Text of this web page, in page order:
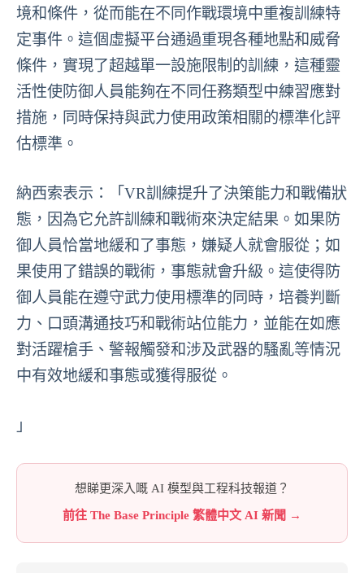
境和條件，從而能在不同作戰環境中重複訓練特
定事件。這個虛擬平台通過重現各種地點和威脅
條件，實現了超越單一設施限制的訓練，這種靈
活性使防御人員能夠在不同任務類型中練習應對
措施，同時保持與武力使用政策相關的標準化評
估標準。
納西索表示：「VR訓練提升了決策能力和戰備狀
態，因為它允許訓練和戰術來決定結果。如果防
御人員恰當地緩和了事態，嫌疑人就會服從；如
果使用了錯誤的戰術，事態就會升級。這使得防
御人員能在遵守武力使用標準的同時，培養判斷
力、口頭溝通技巧和戰術站位能力，並能在如應
對活躍槍手、警報觸發和涉及武器的騷亂等情況
中有效地緩和事態或獲得服從。
」
想睇更深入嘅 AI 模型與工程科技報道？
前往 The Base Principle 繁體中文 AI 新聞 →